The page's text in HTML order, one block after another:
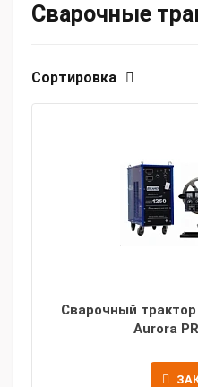
Сварочные
Сортировка
Сварочный
Aurora